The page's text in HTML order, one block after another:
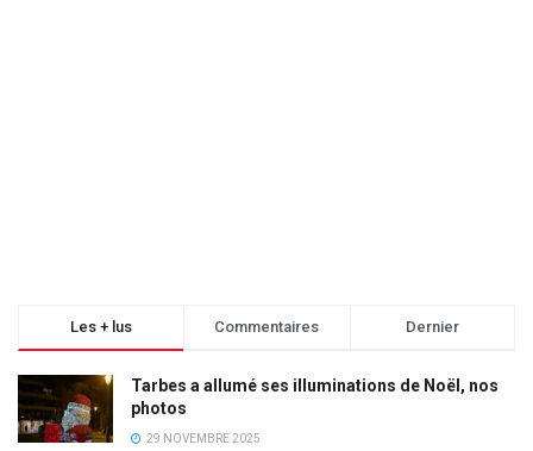
Les + lus Commentaires Dernier
Tarbes a allumé ses illuminations de Noël, nos
photos
29 NOVEMBRE 2025